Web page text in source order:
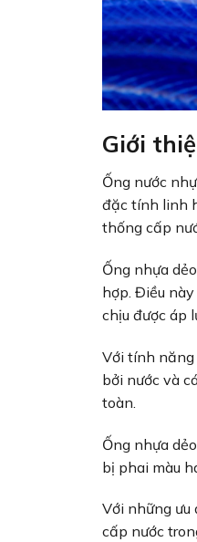
Giới
Ống nước
đặc tính linh
thống cấp
Ống nhựa
hợp. Điều
chịu được áp
Với tính năng
bởi nước và
toàn.
Ống nhựa
bị phai màu
Với những ưu
cấp nước